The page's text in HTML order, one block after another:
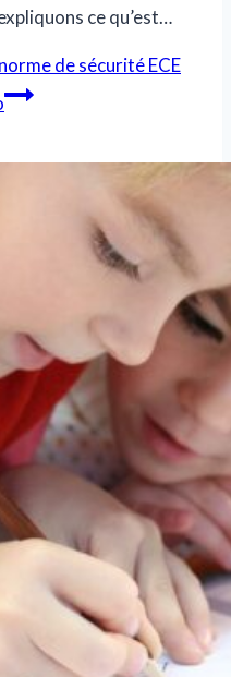
ce qu’est…
de sécurité ECE